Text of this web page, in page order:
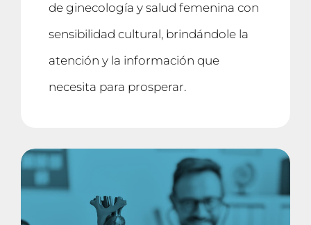
de ginecología y salud femenina con
sensibilidad cultural, brindándole la
atención y la información que
necesita para prosperar.